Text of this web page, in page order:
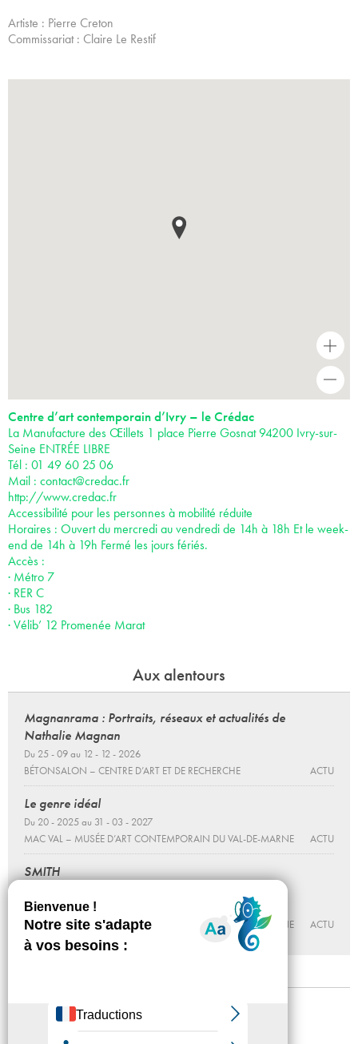
Artiste : Pierre Creton
Commissariat : Claire Le Restif
+
Centre d’art contemporain d’Ivry – le Crédac
La Manufacture des Œillets 1 place Pierre Gosnat 94200 Ivry-sur-
Seine ENTRÉE LIBRE
Tél : 01 49 60 25 06
Mail : contact@credac.fr
http://www.credac.fr
Accessibilité pour les personnes à mobilité réduite
Horaires : Ouvert du mercredi au vendredi de 14h à 18h Et le week-
end de 14h à 19h Fermé les jours fériés.
Accès :
· Métro 7
· RER C
· Bus 182
· Vélib’ 12 Promenée Marat
Aux alentours
Magnanrama : Portraits, réseaux et actualités de
Nathalie Magnan
Du 25 - 09 au 12 - 12 - 2026
BÉTONSALON – CENTRE D’ART ET DE RECHERCHE
ACTU
Le genre idéal
Du 20 - 2025 au 31 - 03 - 2027
MAC VAL – MUSÉE D’ART CONTEMPORAIN DU VAL-DE-MARNE
ACTU
SMITH
Du 23 - 05 - 2026 au 31 - 01 - 2027
MAC VAL – MUSÉE D’ART CONTEMPORAIN DU VAL-DE-MARNE
ACTU